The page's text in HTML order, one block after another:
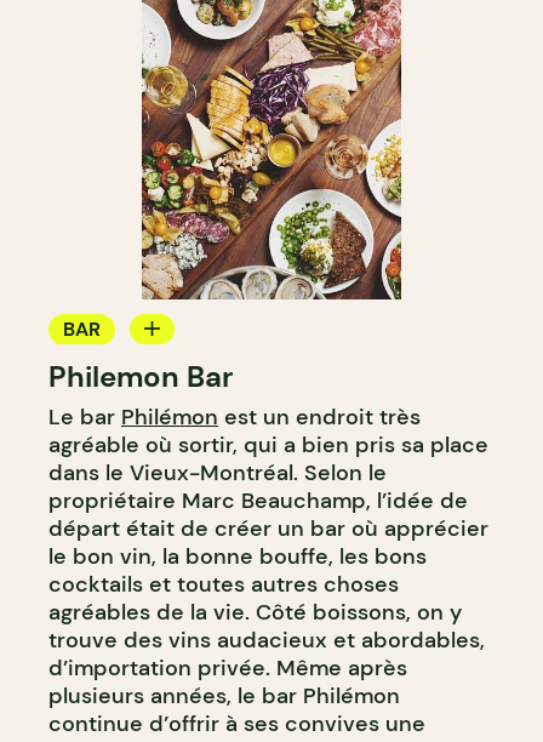
BAR
BAR À VIN
BAR À COCKTAIL
Philemon Bar
Le bar Philémon est un endroit très
agréable où sortir, qui a bien pris sa place
dans le Vieux-Montréal. Selon le
propriétaire Marc Beauchamp, l’idée de
départ était de créer un bar où apprécier
le bon vin, la bonne bouffe, les bons
cocktails et toutes autres choses
agréables de la vie. Côté boissons, on y
trouve des vins audacieux et abordables,
d’importation privée. Même après
plusieurs années, le bar Philémon
continue d’offrir à ses convives une